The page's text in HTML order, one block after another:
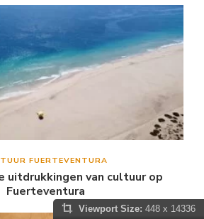
FUERTEVENTURA
uitdrukkingen van cultuur op
Fuerteventura
Viewport Size: 448 x 14336